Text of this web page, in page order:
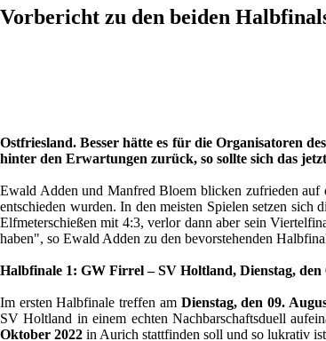
Vorbericht zu den beiden
Ostfriesland. Besser hätte es für die Organisatoren
hinter den Erwartungen zurück, so sollte sich das
Ewald Adden und Manfred Bloem blicken zufrieden auf
entschieden wurden. In den meisten Spielen setzen
Elfmeterschießen mit 4:3, verlor dann aber sein
haben", so Ewald Adden zu den bevorstehenden
Halbfinale 1: GW Firrel – SV Holtland, Dienstag,
Im ersten Halbfinale treffen am Dienstag, den 09.
SV Holtland in einem echten Nachbarschaftsduell
Oktober 2022 in Aurich stattfinden soll und so lukrativ